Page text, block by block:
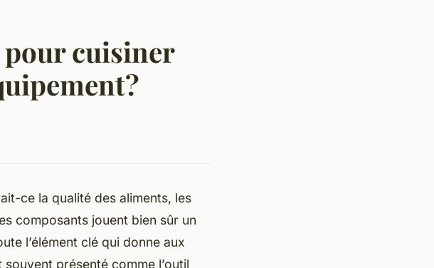
pour cuisiner
ce la qualité des aliments, les
composants jouent bien sûr un
l’élément clé qui donne aux
présenté comme l’outil